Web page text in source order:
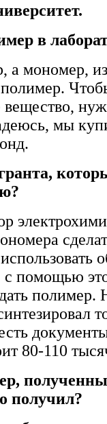
в
мономер, из
вещество,
мы
с помощью
полимер.
80-110
получил?